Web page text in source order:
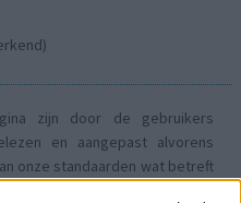
zijn door de gebruikers
en aangepast alvorens
onze standaarden wat betreft